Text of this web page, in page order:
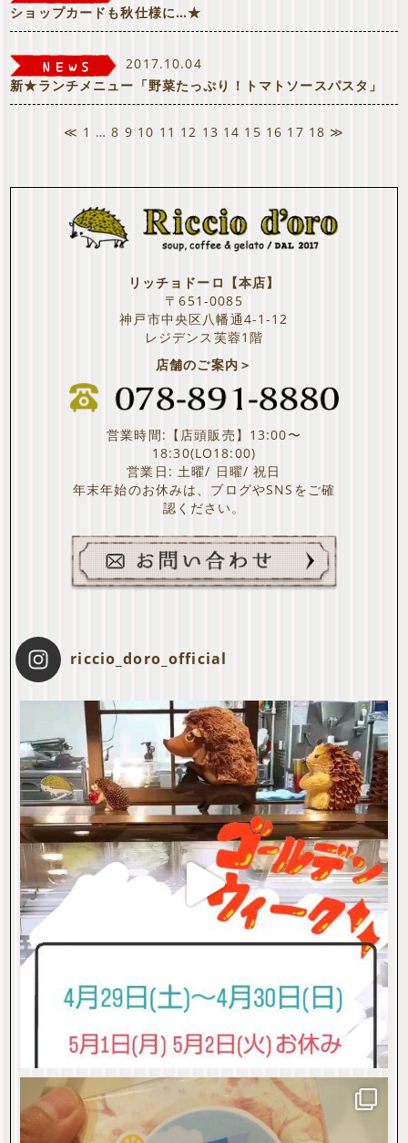
ショップカードも秋仕様に…★
2017.10.04
新★ランチメニュー「野菜たっぷり！トマトソースパスタ」
≪ 1 … 8 9 10 11 12 13 14 15 16 17 18 ≫
リッチョドーロ【本店】
〒651-0085
神戸市中央区八幡通4-1-12
レジデンス芙蓉1階
店舗のご案内＞
営業時間:【店頭販売】13:00〜
18:30(LO18:00)
営業日: 土曜/ 日曜/ 祝日
年末年始のお休みは、ブログやSNSをご確
認ください。
riccio_doro_official